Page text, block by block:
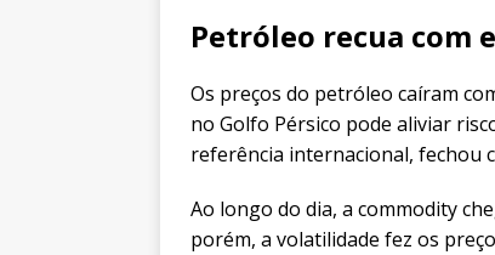
Petróleo recua com
Os preços do petróleo caíram
no Golfo Pérsico pode aliviar
referência internacional, fechou
Ao longo do dia, a commodity
porém, a volatilidade fez os